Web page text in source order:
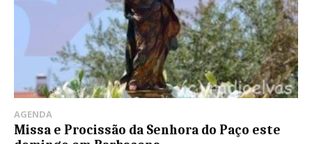
AGENDA
Missa e Procissão da Senhora do Paço este